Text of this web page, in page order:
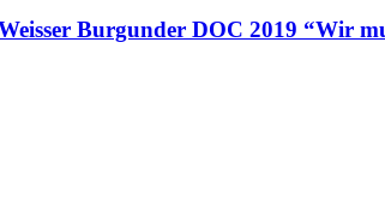
Burgunder DOC 2019 “Wir